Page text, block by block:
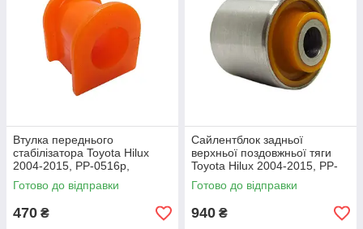
Втулка переднього
стабілізатора Toyota Hilux
2004-2015, PP-0516p,
поліуретан, PolyPro
Готово до відправки
470 ₴
Сайлентблок задньої
верхньої поздовжньої тяги
Toyota Hilux 2004-2015, PP-
0680e, поліуретан, PolyPro
Готово до відправки
940 ₴